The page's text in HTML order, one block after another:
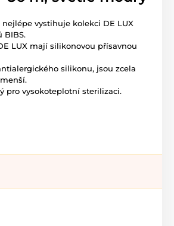
vystihuje kolekci DE LUX
BIBS.
LUX mají silikonovou přísavnou
silikonu, jsou zcela
pro vysokoteplotní sterilizaci.